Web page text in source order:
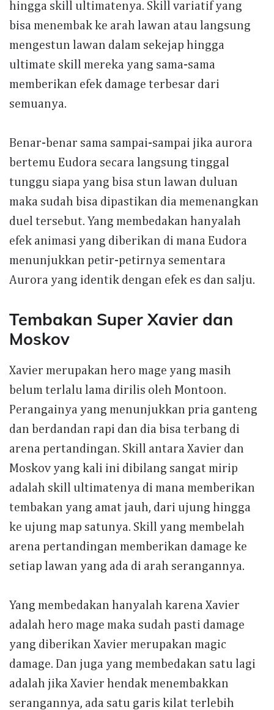
hingga skill ultimatenya. Skill variatif yang
bisa menembak ke arah lawan atau langsung
mengestun lawan dalam sekejap hingga
ultimate skill mereka yang sama-sama
memberikan efek damage terbesar dari
semuanya.
Benar-benar sama sampai-sampai jika aurora
bertemu Eudora secara langsung tinggal
tunggu siapa yang bisa stun lawan duluan
maka sudah bisa dipastikan dia memenangkan
duel tersebut. Yang membedakan hanyalah
efek animasi yang diberikan di mana Eudora
menunjukkan petir-petirnya sementara
Aurora yang identik dengan efek es dan salju.
Tembakan Super Xavier dan
Moskov
Xavier merupakan hero mage yang masih
belum terlalu lama dirilis oleh Montoon.
Perangainya yang menunjukkan pria ganteng
dan berdandan rapi dan dia bisa terbang di
arena pertandingan. Skill antara Xavier dan
Moskov yang kali ini dibilang sangat mirip
adalah skill ultimatenya di mana memberikan
tembakan yang amat jauh, dari ujung hingga
ke ujung map satunya. Skill yang membelah
arena pertandingan memberikan damage ke
setiap lawan yang ada di arah serangannya.
Yang membedakan hanyalah karena Xavier
adalah hero mage maka sudah pasti damage
yang diberikan Xavier merupakan magic
damage. Dan juga yang membedakan satu lagi
adalah jika Xavier hendak menembakkan
serangannya, ada satu garis kilat terlebih